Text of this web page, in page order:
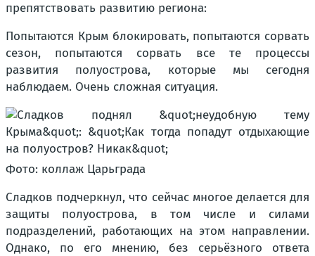
препятствовать развитию региона:
Попытаются Крым блокировать, попытаются сорвать
сезон, попытаются сорвать все те процессы
развития полуострова, которые мы сегодня
наблюдаем. Очень сложная ситуация.
Фото: коллаж Царьграда
Сладков подчеркнул, что сейчас многое делается для
защиты полуострова, в том числе и силами
подразделений, работающих на этом направлении.
Однако, по его мнению, без серьёзного ответа